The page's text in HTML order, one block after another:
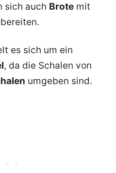
sich auch Brote mit
es sich um ein
, da die Schalen von
umgeben sind.